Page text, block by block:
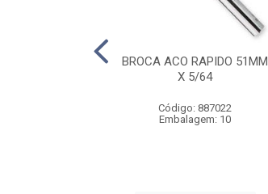
BROCA ACO RAPIDO 51MM
X 5/64
Código: 887022
Embalagem: 10